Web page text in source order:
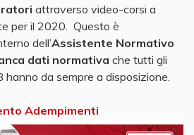
attraverso video-corsi a
per il 2020. Questo è
dell’Assistente Normativo
dati normativa che tutti gli
hanno da sempre a disposizione.
Adempimenti